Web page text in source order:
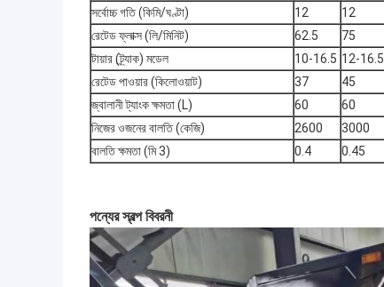
সর্বোচ্চ গতি (কিমি/ঘণ্টা)
12 12
রেটেড ফ্লাক্স (লি/মিনিট)
62.5 75
টায়ার (ট্র্যাক) মডেল
10-16.5 12-16.5
রেটেড পাওয়ার (কিলোওয়াট)
37 45
জ্বালানী ট্যাংক ক্ষমতা (L)
60 60
নিজের ওজনের বালতি (কেজি)
2600 3000
বালতি ক্ষমতা (মি 3)
0.4 0.45
পন্যের স্বল্প বিবরনী